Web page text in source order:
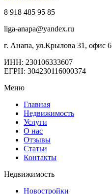
8 918 485 95 85
liga-anapa@yandex.ru
г. Анапа, ул.Крылова 31, офис 6
ИНН: 230106333607
ЕГРН: 304230116000374
Меню
Главная
Недвижимость
Услуги
О нас
Отзывы
Статьи
Контакты
Недвижимость
Новостройки